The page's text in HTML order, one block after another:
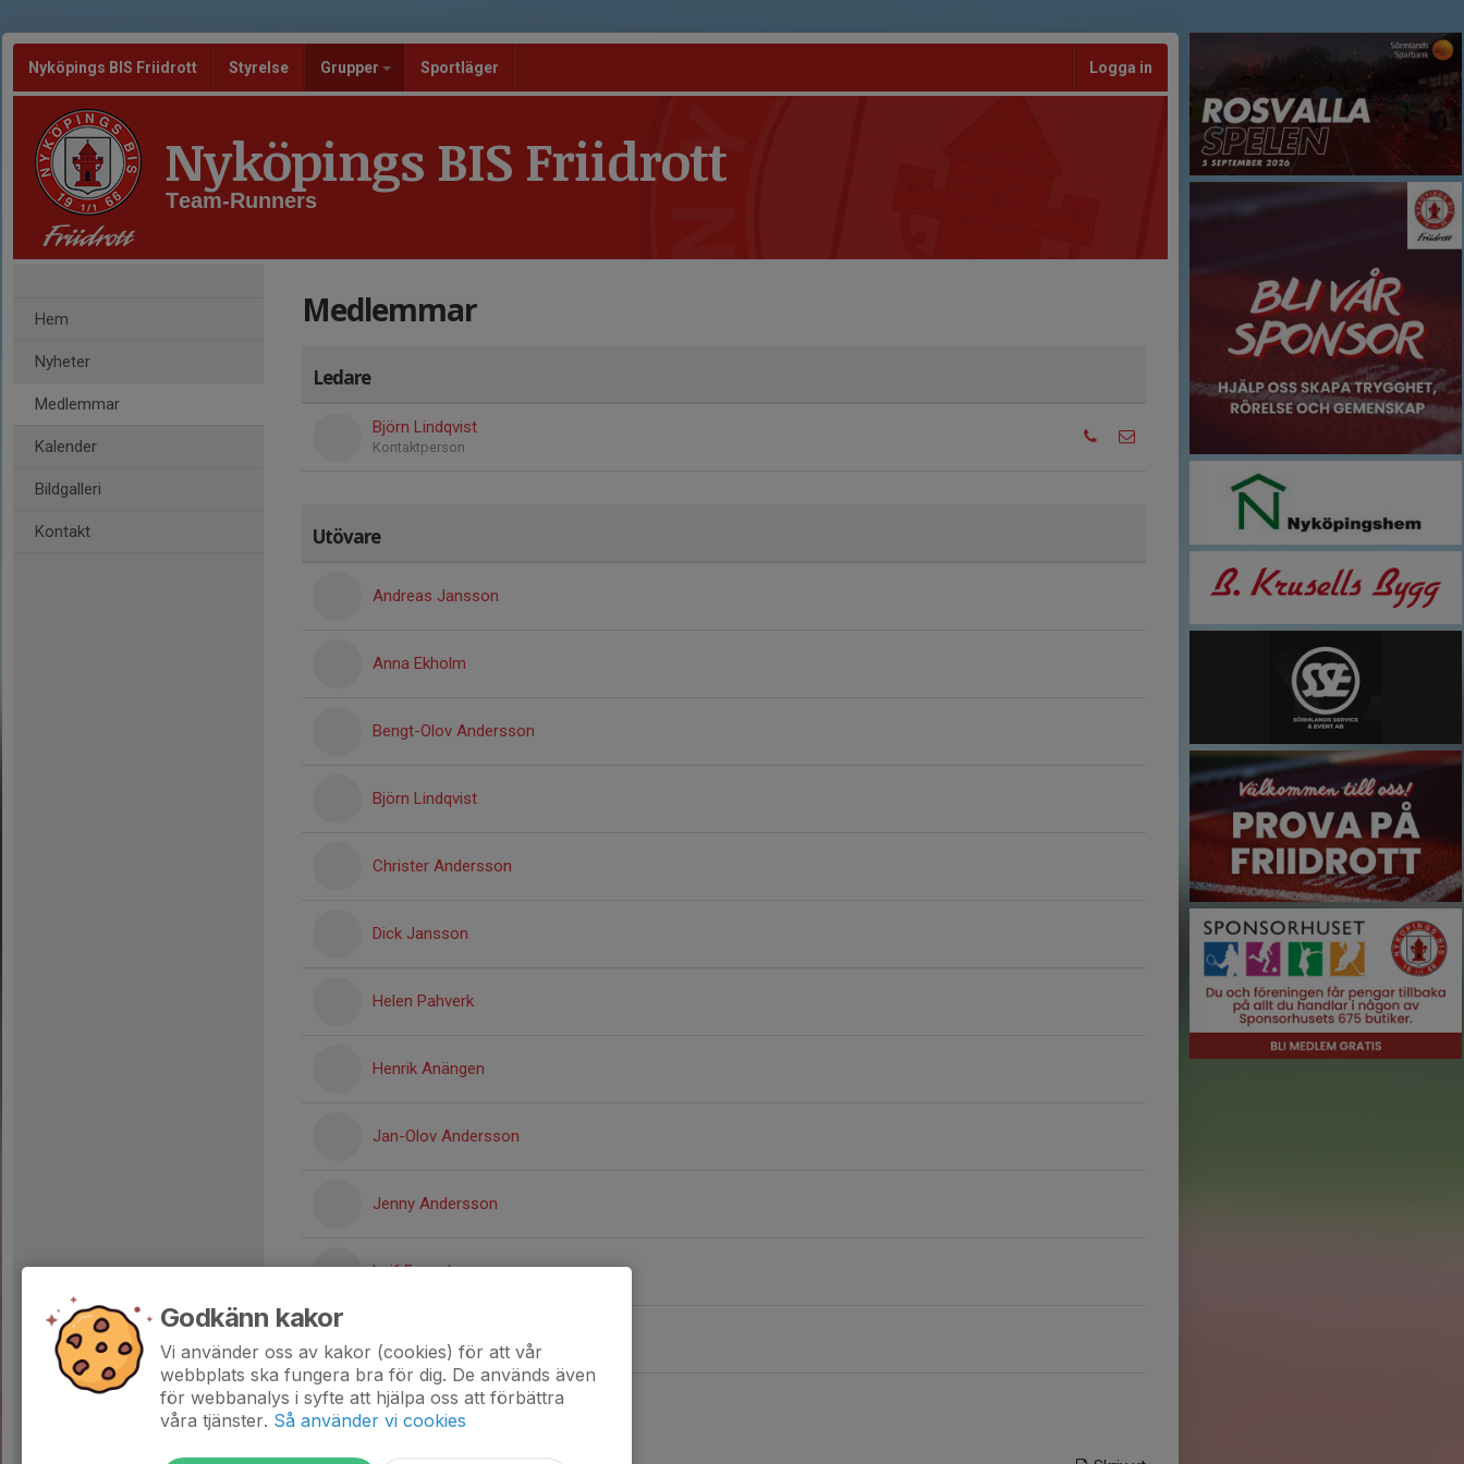
Nyköpings BIS Friidrott Styrelse Grupper Sportläger Logga in
Nyköpings BIS Friidrott
Team-Runners
Hem
Nyheter
Medlemmar
Kalender
Bildgalleri
Kontakt
Medlemmar
Ledare
Björn Lindqvist
Kontaktperson
Utövare
Andreas Jansson
Anna Ekholm
Bengt-Olov Andersson
Björn Lindqvist
Christer Andersson
Dick Jansson
Helen Pahverk
Henrik Anängen
Jan-Olov Andersson
Jenny Andersson
Leif Franzén
Godkänn kakor
Vi använder oss av kakor (cookies) för att vår
webbplats ska fungera bra för dig. De används även
för webbanalys i syfte att hjälpa oss att förbättra
våra tjänster. Så använder vi cookies